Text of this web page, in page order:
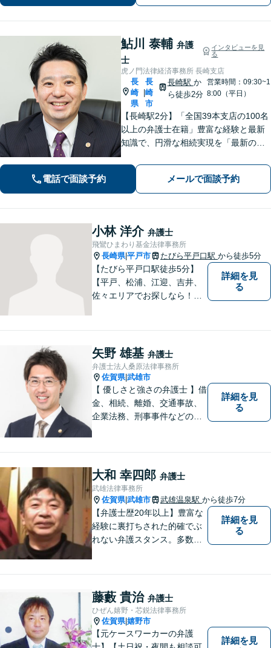
鮎川 泰輔 弁護
士
インタビューを見
る
虎ノ門法律経済事務所 長崎支店
長
崎
県
長
崎
市
長崎駅 か
ら徒歩2分
営業時間：09:30~1
8:00（平日）
【長崎駅2分】「全国39本支店の100名
以上の弁護士在籍」豊富な経験と最新
知識で、円滑な相続実現を「最新の法
交渉して賠償金アップに努めます。後
遺障害等級認定を一からサポート【夜
間・休日面談可】
電話で面談予約 メールで面談予約
小林 洋介 弁護士
飛鸞ひまわり基金法律事務所
長崎県|平戸市 たびら平戸口駅 から徒歩5分
【たびら平戸口駅徒歩5分】
【平戸、松浦、江迎、吉井、
佐々エリアでお探しなら！】
ど、相談しやすい環境完備◎
地域の皆様のために活動する
弁護士。【駐車場あり】
詳細を見
る
矢野 雄基 弁護士
弁護士法人桑原法律事務所
佐賀県|武雄市
【 優しさと強さの弁護士 】借
金、相続、離婚、交通事故、
企業法務、刑事事件などのご
チーム体制による迅速で最適
なリーガルサービスを提供い
たします。
詳細を見
る
大和 幸四郎 弁護士
武雄法律事務所
佐賀県|武雄市 武雄温泉駅 から徒歩7分
【弁護士歴20年以上】豊富な
経験に裏打ちされた的確でぶ
れない弁護スタンス。多数の
法書士などとも連携しワンス
トップで解決。難事件には他
弁護士と協力も。元調停委
員。
詳細を見
る
藤藪 貴治 弁護士
ひぜん嬉野・芯鋭法律事務所
佐賀県|嬉野市
【元ケースワーカーの弁護
詳細を見